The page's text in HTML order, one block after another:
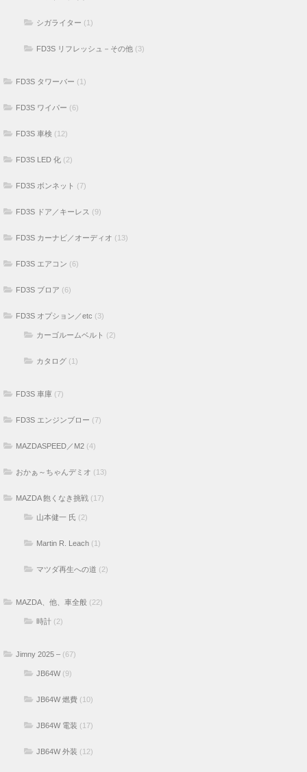
シガライター (1)
FD3S リフレッシュ－その他 (3)
FD3S タワーバー (1)
FD3S ワイパー (6)
FD3S 車検 (12)
FD3S LED 化 (2)
FD3S ボンネット (7)
FD3S ドア／キーレス (9)
FD3S カーナビ／オーディオ (13)
FD3S エアコン (6)
FD3S ブロア (6)
FD3S オプション／etc (3)
カーゴルームベルト (2)
カタログ (1)
FD3S 車庫 (7)
FD3S エンジンブロー (7)
MAZDASPEED／M2 (4)
おかぁ～ちゃんデミオ (13)
MAZDA 飽くなき挑戦 (17)
山本健一 氏 (2)
Martin R. Leach (1)
マツダ再生への道 (2)
MAZDA、他、車全般 (22)
時計 (2)
Jimny 2025 – (67)
JB64W(9)
JB64W 燃費 (10)
JB64W 電装 (17)
JB64W 外装 (12)